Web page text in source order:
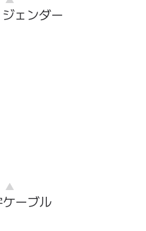
ジェンダー
ケーブル